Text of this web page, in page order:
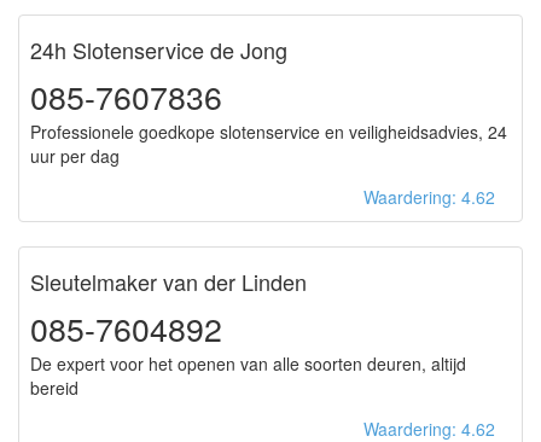
24h Slotenservice de Jong
085-7607836
Professionele goedkope slotenservice en veiligheidsadvies, 24
uur per dag
Waardering: 4.62
Sleutelmaker van der Linden
085-7604892
De expert voor het openen van alle soorten deuren, altijd
bereid
Waardering: 4.62